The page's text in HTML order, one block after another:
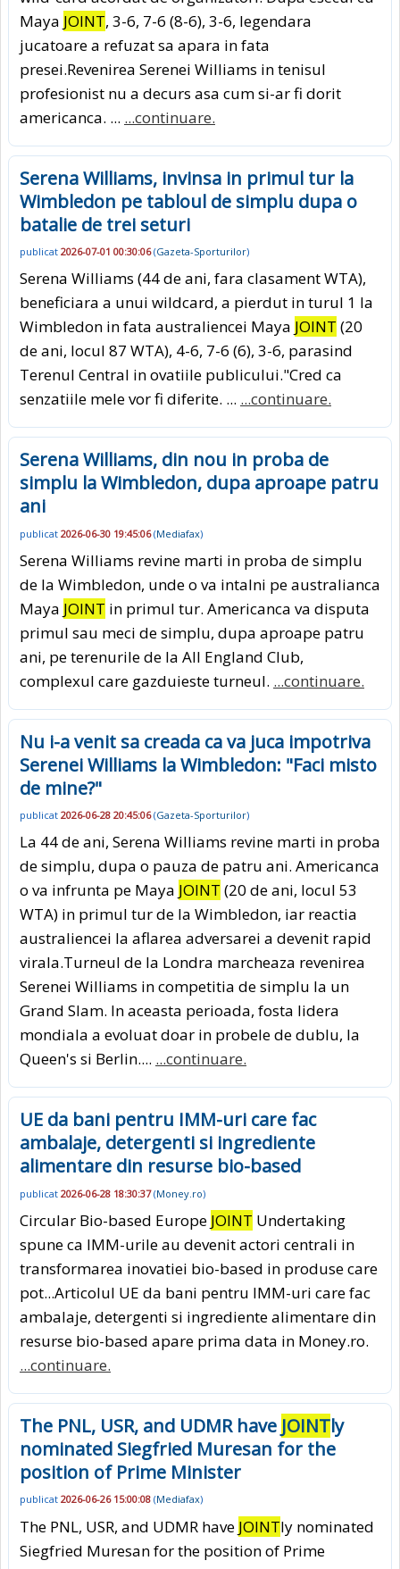
Maya JOINT, 3-6, 7-6 (8-6), 3-6, legendara
jucatoare a refuzat sa apara in fata
presei.Revenirea Serenei Williams in tenisul
profesionist nu a decurs asa cum si-ar fi dorit
americanca. ... ...continuare.
Serena Williams, invinsa in primul tur la
Wimbledon pe tabloul de simplu dupa o
batalie de trei seturi
publicat 2026-07-01 00:30:06(Gazeta-Sporturilor)
Serena Williams (44 de ani, fara clasament WTA),
beneficiara a unui wildcard, a pierdut in turul 1 la
Wimbledon in fata australiencei Maya JOINT (20
de ani, locul 87 WTA), 4-6, 7-6 (6), 3-6, parasind
Terenul Central in ovatiile publicului."Cred ca
senzatiile mele vor fi diferite. ... ...continuare.
Serena Williams, din nou in proba de
simplu la Wimbledon, dupa aproape patru
ani
publicat 2026-06-30 19:45:06(Mediafax)
Serena Williams revine marti in proba de simplu
de la Wimbledon, unde o va intalni pe australianca
Maya JOINT in primul tur. Americanca va disputa
primul sau meci de simplu, dupa aproape patru
ani, pe terenurile de la All England Club,
complexul care gazduieste turneul. ...continuare.
Nu i-a venit sa creada ca va juca impotriva
Serenei Williams la Wimbledon: "Faci misto
de mine?"
publicat 2026-06-28 20:45:06(Gazeta-Sporturilor)
La 44 de ani, Serena Williams revine marti in proba
de simplu, dupa o pauza de patru ani. Americanca
o va infrunta pe Maya JOINT (20 de ani, locul 53
WTA) in primul tur de la Wimbledon, iar reactia
australiencei la aflarea adversarei a devenit rapid
virala.Turneul de la Londra marcheaza revenirea
Serenei Williams in competitia de simplu la un
Grand Slam. In aceasta perioada, fosta lidera
mondiala a evoluat doar in probele de dublu, la
Queen's si Berlin.... ...continuare.
UE da bani pentru IMM-uri care fac
ambalaje, detergenti si ingrediente
alimentare din resurse bio-based
publicat 2026-06-28 18:30:37(Money.ro)
Circular Bio-based Europe JOINT Undertaking
spune ca IMM-urile au devenit actori centrali in
transformarea inovatiei bio-based in produse care
pot...Articolul UE da bani pentru IMM-uri care fac
ambalaje, detergenti si ingrediente alimentare din
resurse bio-based apare prima data in Money.ro.
...continuare.
The PNL, USR, and UDMR have JOINTly
nominated Siegfried Muresan for the
position of Prime Minister
publicat 2026-06-26 15:00:08 (Mediafax)
The PNL, USR, and UDMR have JOINTly nominated
Siegfried Muresan for the position of Prime